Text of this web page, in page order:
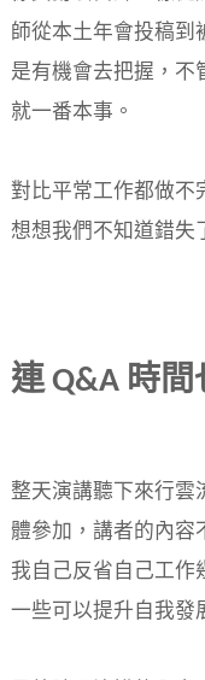
師從本土年會投稿到
是有機會去把握，不
就一番本事。
對比平常工作都做不
想想我們不知道錯失
連 Q&A 時間
整天演講聽下來行雲
體參加，講者的內容
我自己反省自己工作
一些可以提升自我發